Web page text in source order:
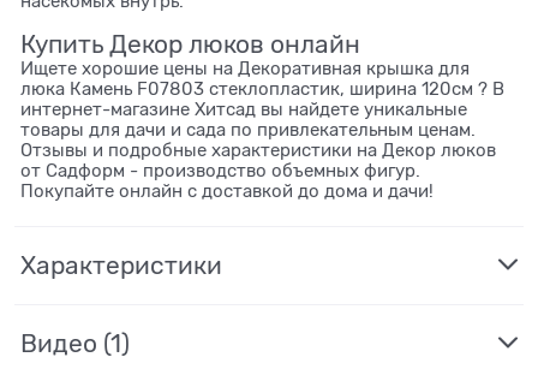
Купить Декор люков онлайн
Ищете хорошие цены на Декоративная крышка для
люка Камень F07803 стеклопластик, ширина 120см ? В
интернет-магазине Хитсад вы найдете уникальные
товары для дачи и сада по привлекательным ценам.
Отзывы и подробные характеристики на Декор люков
от Садформ - производство объемных фигур.
Покупайте онлайн с доставкой до дома и дачи!
Характеристики
Видео (1)